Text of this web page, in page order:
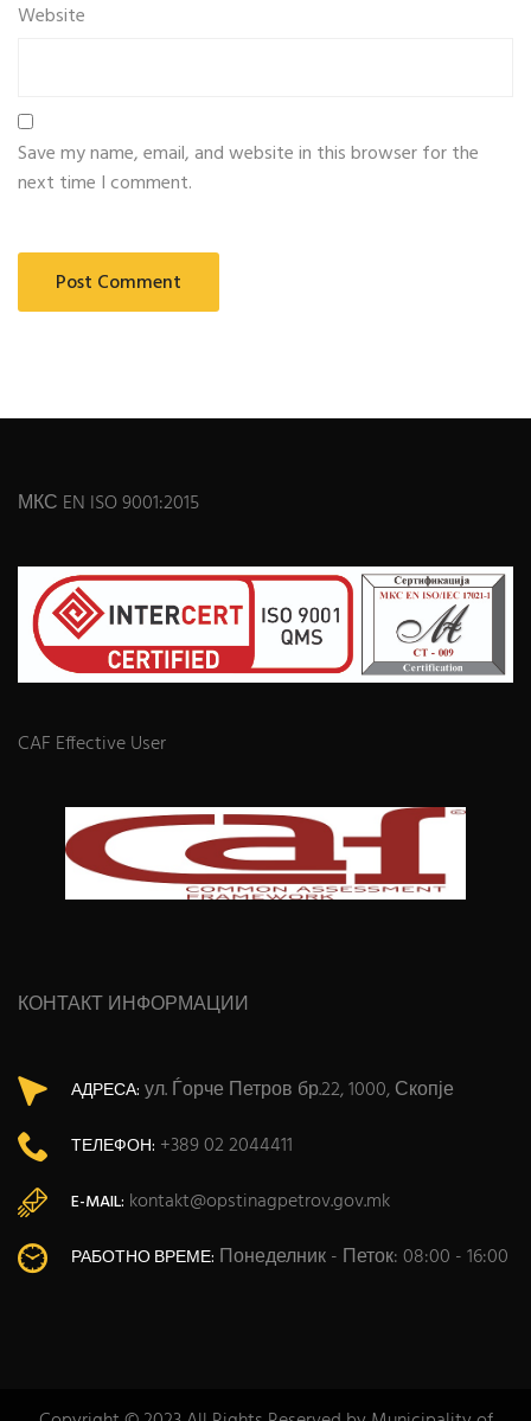
Website
Save my name, email, and website in this browser for the
next time I comment.
МКС EN ISO 9001:2015
CAF Effective User
КОНТАКТ ИНФОРМАЦИИ
АДРЕСА: ул. Ѓорче Петров бр.22, 1000, Скопје
ТЕЛЕФОН: +389 02 2044411
E-MAIL: kontakt@opstinagpetrov.gov.mk
РАБОТНО ВРЕМЕ: Понеделник - Петок: 08:00 - 16:00